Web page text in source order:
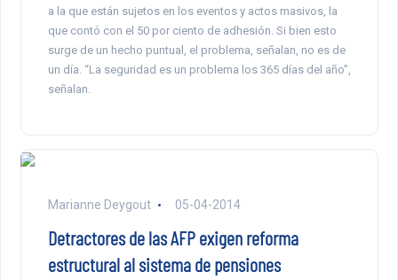
a la que están sujetos en los eventos y actos masivos, la
que contó con el 50 por ciento de adhesión. Si bien esto
surge de un hecho puntual, el problema, señalan, no es de
un día. “La seguridad es un problema los 365 días del año”,
señalan.
Marianne Deygout 05-04-2014
Detractores de las AFP exigen reforma
estructural al sistema de pensiones